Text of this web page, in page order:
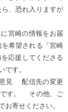
、恐れ入りますが
宮崎の情報をお届
希望される「宮崎
応援してくださる
です。
見 配信先の変更
です。 その他、ご
お寄せください。